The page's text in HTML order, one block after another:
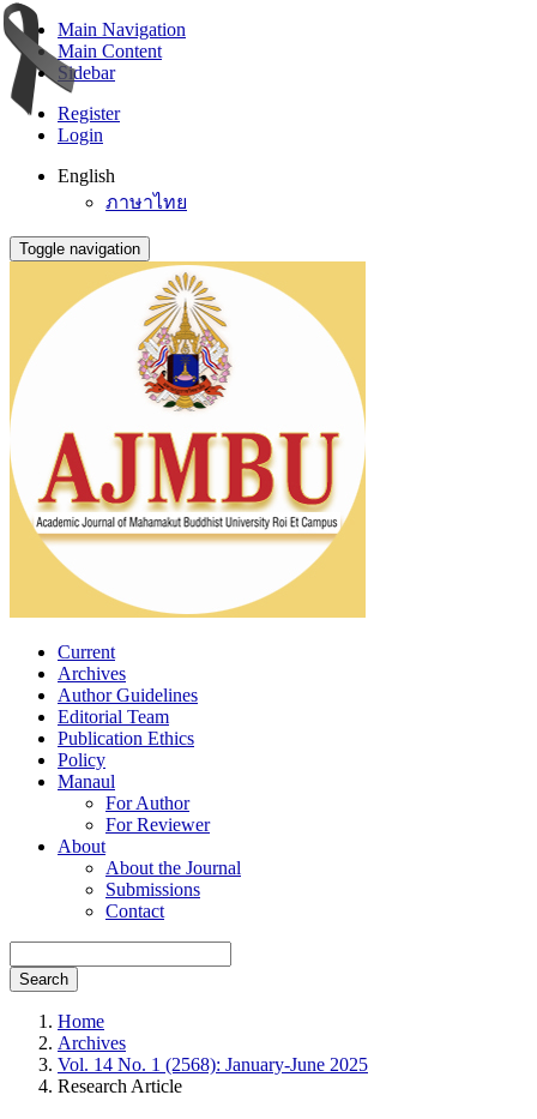
Main Navigation
Main Content
Sidebar
Register
Login
English
ภาษาไทย
Toggle navigation
Current
Archives
Author Guidelines
Editorial Team
Publication Ethics
Policy
Manaul
For Author
For Reviewer
About
About the Journal
Submissions
Contact
Search
Home
Archives
Vol. 14 No. 1 (2568): January-June 2025
Research Article